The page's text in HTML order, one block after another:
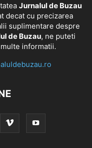
Jurnalul de Buzau
decat cu precizarea
suplimentare despre
de Buzau, ne puteti
informatii.